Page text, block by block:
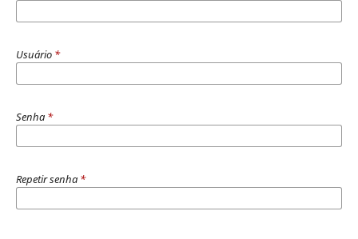
Usuário *
Senha *
Repetir senha *